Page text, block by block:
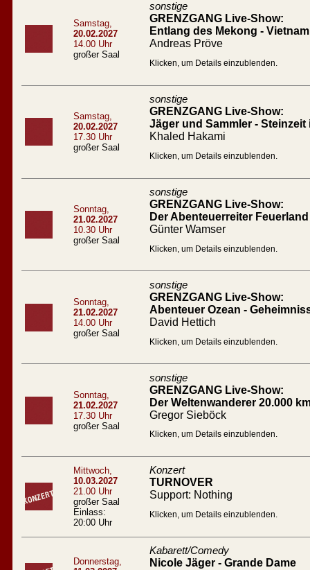
Samstag,
20.02.2027
14.00 Uhr
großer Saal
sonstige
GRENZGANG Live-Show:
Entlang des Mekong -
Andreas Pröve
Klicken, um Details einzublenden.
Samstag,
20.02.2027
17.30 Uhr
großer Saal
sonstige
GRENZGANG Live-Show:
Jäger und Sammler -
Khaled Hakami
Klicken, um Details einzublenden.
Sonntag,
21.02.2027
10.30 Uhr
großer Saal
sonstige
GRENZGANG Live-Show:
Der Abenteuerreiter
Günter Wamser
Klicken, um Details einzublenden.
Sonntag,
21.02.2027
14.00 Uhr
großer Saal
sonstige
GRENZGANG Live-Show:
Abenteuer Ozean -
David Hettich
Klicken, um Details einzublenden.
Sonntag,
21.02.2027
17.30 Uhr
großer Saal
sonstige
GRENZGANG Live-Show:
Der Weltenwanderer 20.000
Gregor Sieböck
Klicken, um Details einzublenden.
Mittwoch,
10.03.2027
21.00 Uhr
großer Saal
Einlass:
20:00 Uhr
Konzert
TURNOVER
Support: Nothing
Klicken, um Details einzublenden.
Donnerstag,
Kabarett/Comedy
Nicole Jäger - Grande Dame